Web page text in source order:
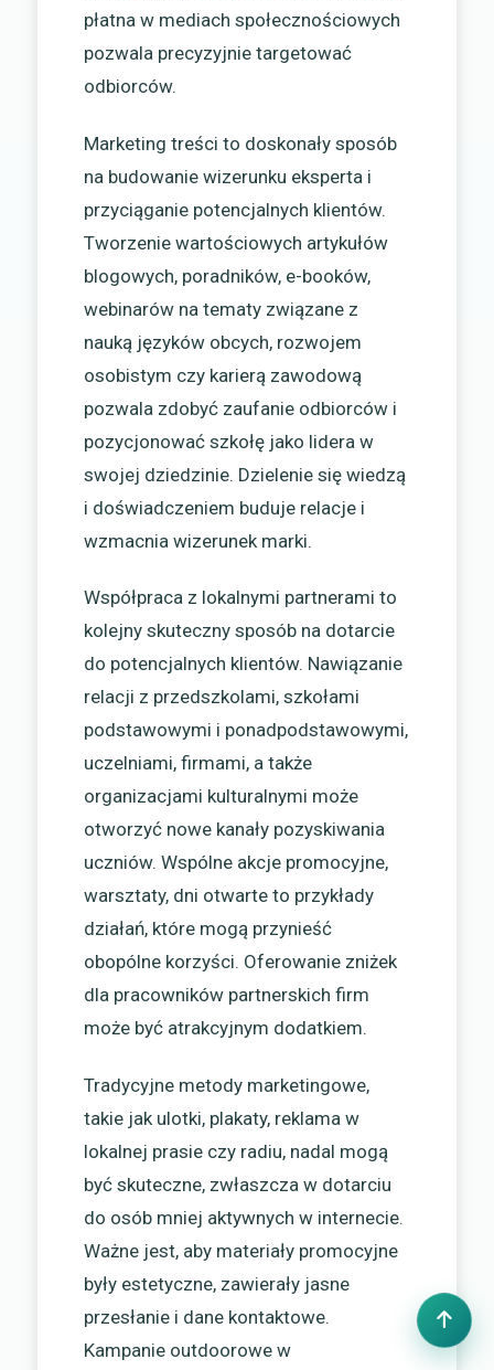
płatna w mediach społecznościowych
pozwala precyzyjnie targetować
odbiorców.
Marketing treści to doskonały sposób
na budowanie wizerunku eksperta i
przyciąganie potencjalnych klientów.
Tworzenie wartościowych artykułów
blogowych, poradników, e-booków,
webinarów na tematy związane z
nauką języków obcych, rozwojem
osobistym czy karierą zawodową
pozwala zdobyć zaufanie odbiorców i
pozycjonować szkołę jako lidera w
swojej dziedzinie. Dzielenie się wiedzą
i doświadczeniem buduje relacje i
wzmacnia wizerunek marki.
Współpraca z lokalnymi partnerami to
kolejny skuteczny sposób na dotarcie
do potencjalnych klientów. Nawiązanie
relacji z przedszkolami, szkołami
podstawowymi i ponadpodstawowymi,
uczelniami, firmami, a także
organizacjami kulturalnymi może
otworzyć nowe kanały pozyskiwania
uczniów. Wspólne akcje promocyjne,
warsztaty, dni otwarte to przykłady
działań, które mogą przynieść
obopólne korzyści. Oferowanie zniżek
dla pracowników partnerskich firm
może być atrakcyjnym dodatkiem.
Tradycyjne metody marketingowe,
takie jak ulotki, plakaty, reklama w
lokalnej prasie czy radiu, nadal mogą
być skuteczne, zwłaszcza w dotarciu
do osób mniej aktywnych w internecie.
Ważne jest, aby materiały promocyjne
były estetyczne, zawierały jasne
przesłanie i dane kontaktowe.
Kampanie outdoorowe w